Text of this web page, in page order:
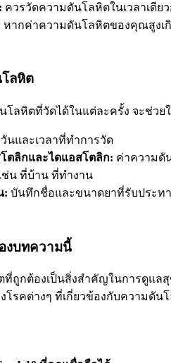
ควรวัดความดันโลหิตในเวลาเดีย
หากค่าความดันโลหิตของคุณสูงเ
ลหิต
โลหิตที่วัดได้ในแต่ละครั้ง จะช่ว
วันและเวลาที่ทำการวัด
ตลิกและไดแอสโตลิก: ค่าความดั
ช่น ที่บ้าน ที่ทำงาน
: บันทึกชื่อและขนาดยาที่รับประท
งบทความนี้
ที่ถูกต้องเป็นสิ่งสำคัญในการดูแ
โรคต่างๆ ที่เกี่ยวข้องกับความดั